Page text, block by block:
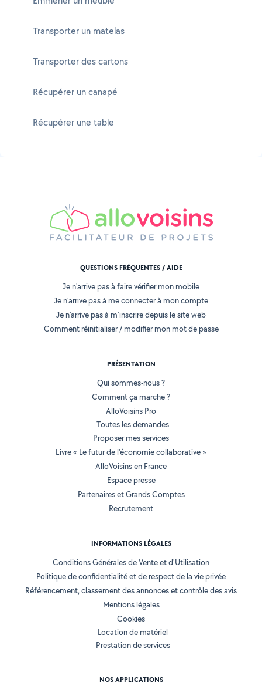
Transporter un matelas
Transporter des cartons
Récupérer un canapé
Récupérer une table
QUESTIONS FRÉQUENTES / AIDE
Je n'arrive pas à faire vérifier mon mobile
Je n'arrive pas à me connecter à mon compte
Je n'arrive pas à m'inscrire depuis le site web
Comment réinitialiser / modifier mon mot de passe
PRÉSENTATION
Qui sommes-nous ?
Comment ça marche ?
AlloVoisins Pro
Toutes les demandes
Proposer mes services
Livre « Le futur de l'économie collaborative »
AlloVoisins en France
Espace presse
Partenaires et Grands Comptes
Recrutement
INFORMATIONS LÉGALES
Conditions Générales de Vente et d'Utilisation
Politique de confidentialité et de respect de la vie privée
Référencement, classement des annonces et contrôle des avis
Mentions légales
Cookies
Location de matériel
Prestation de services
NOS APPLICATIONS